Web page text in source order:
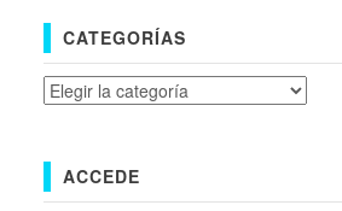
CATEGORÍAS
Categorías
ACCEDE